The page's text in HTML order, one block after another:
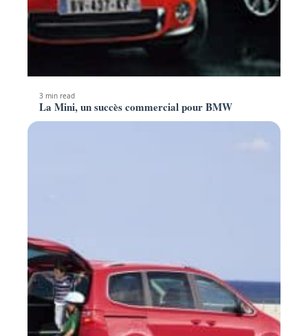
3 min read
La Mini, un succès commercial pour BMW